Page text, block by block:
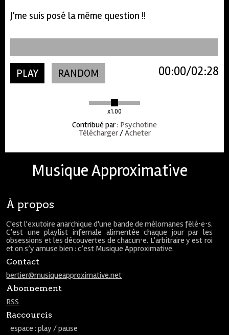
J'me suis posé la même question !!
PLAY RANDOM
x1.00
02:28
00:00
Contribué par: Psychotine
Télécharger/Acheter
Musique Approximative
À propos
C'est l'exutoire anarchique d'une bande de mélomanes fêlé⋅e⋅s.
C’est une playlist infernale alimentée chaque jour par les
obsessions et les découvertes de chacun⋅e. L’arbitraire y est roi
et on s’y amuse bien : c’est Musique Approximative.
Contact
bertier@musiqueapproximative.net
Abonnement
RSS
Raccourcis
espace : play / pause